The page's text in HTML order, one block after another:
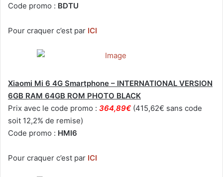
Code promo : BDTU
Pour craquer c’est par ICI
Xiaomi Mi 6 4G Smartphone – INTERNATIONAL VERSION
6GB RAM 64GB ROM PHOTO BLACK
Prix avec le code promo : 364,89€ (415,62€ sans code
soit 12,2% de remise)
Code promo : HMI6
Pour craquer c’est par ICI